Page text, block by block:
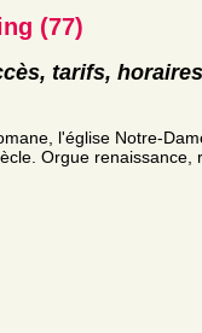
(77)
tarifs, horaires
l'église Notre-
Orgue renaissance,